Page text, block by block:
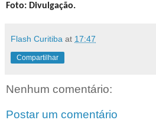
Foto: Divulgação.
Flash Curitiba at 17:47
Compartilhar
Nenhum comentário:
Postar um comentário